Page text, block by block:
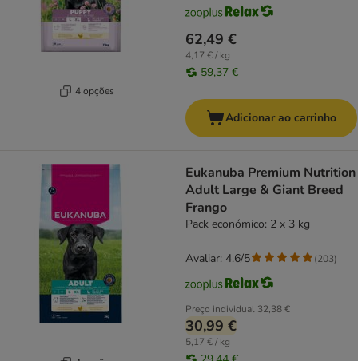
4 opções
62,49 €
4,17 € / kg
59,37 €
Adicionar ao carrinho
Eukanuba Premium Nutrition
Adult Large & Giant Breed
Frango
Pack económico: 2 x 3 kg
Preço individual 32,38 €
30,99 €
5,17 € / kg
Avaliar: 4.6/5 (203)